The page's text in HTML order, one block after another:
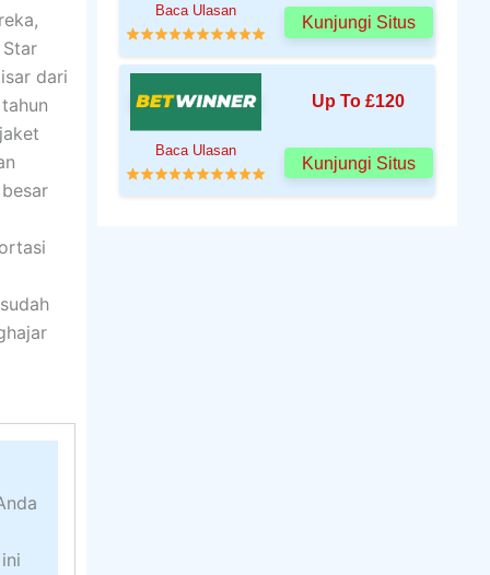
dari
Baca Ulasan
Kunjungi Situs
Up To £120
Baca Ulasan
Kunjungi Situs